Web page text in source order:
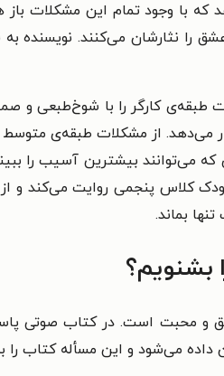
با وجود تمام این مشکلات باز
را نثارشان می‌کنند. نویسنده
کارگر را با شوخ‌طبعی و
می‌دهد. از مشکلات طبقه‌ی
بیشترین آسیب را
کودک کلاس پنجمی روایت می‌کند
بماند.
بشنویم؟
و محبت است. در کتاب صوتی
داده می‌شود و این مسأله کتاب